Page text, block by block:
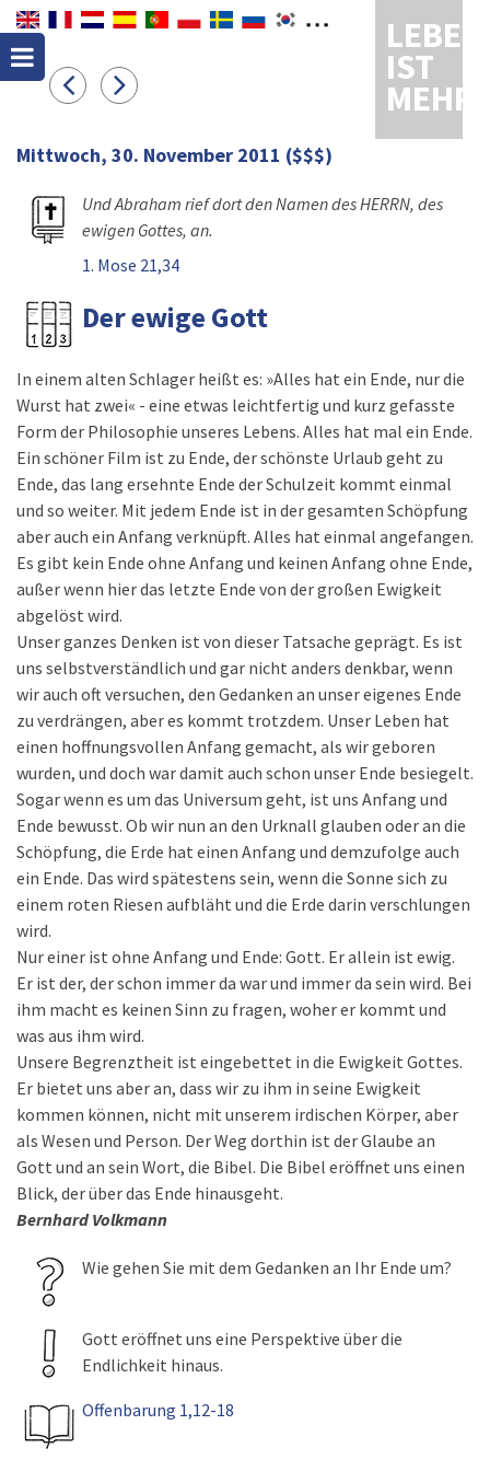
LEBEN
IST
MEHR
Mittwoch, 30. November 2011 ($$$)
Und Abraham rief dort den Namen des HERRN, des
ewigen Gottes, an.
1. Mose 21,34
Der ewige Gott
In einem alten Schlager heißt es: »Alles hat ein Ende, nur die
Wurst hat zwei« - eine etwas leichtfertig und kurz gefasste
Form der Philosophie unseres Lebens. Alles hat mal ein Ende.
Ein schöner Film ist zu Ende, der schönste Urlaub geht zu
Ende, das lang ersehnte Ende der Schulzeit kommt einmal
und so weiter. Mit jedem Ende ist in der gesamten Schöpfung
aber auch ein Anfang verknüpft. Alles hat einmal angefangen.
Es gibt kein Ende ohne Anfang und keinen Anfang ohne Ende,
außer wenn hier das letzte Ende von der großen Ewigkeit
abgelöst wird.
Unser ganzes Denken ist von dieser Tatsache geprägt. Es ist
uns selbstverständlich und gar nicht anders denkbar, wenn
wir auch oft versuchen, den Gedanken an unser eigenes Ende
zu verdrängen, aber es kommt trotzdem. Unser Leben hat
einen hoffnungsvollen Anfang gemacht, als wir geboren
wurden, und doch war damit auch schon unser Ende besiegelt.
Sogar wenn es um das Universum geht, ist uns Anfang und
Ende bewusst. Ob wir nun an den Urknall glauben oder an die
Schöpfung, die Erde hat einen Anfang und demzufolge auch
ein Ende. Das wird spätestens sein, wenn die Sonne sich zu
einem roten Riesen aufbläht und die Erde darin verschlungen
wird.
Nur einer ist ohne Anfang und Ende: Gott. Er allein ist ewig.
Er ist der, der schon immer da war und immer da sein wird. Bei
ihm macht es keinen Sinn zu fragen, woher er kommt und
was aus ihm wird.
Unsere Begrenztheit ist eingebettet in die Ewigkeit Gottes.
Er bietet uns aber an, dass wir zu ihm in seine Ewigkeit
kommen können, nicht mit unserem irdischen Körper, aber
als Wesen und Person. Der Weg dorthin ist der Glaube an
Gott und an sein Wort, die Bibel. Die Bibel eröffnet uns einen
Blick, der über das Ende hinausgeht.
Bernhard Volkmann
Wie gehen Sie mit dem Gedanken an Ihr Ende um?
Gott eröffnet uns eine Perspektive über die
Endlichkeit hinaus.
Offenbarung 1,12-18